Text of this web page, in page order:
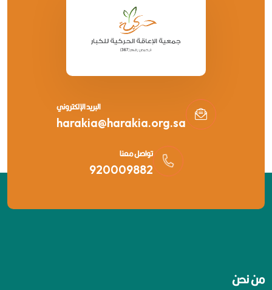
تواصل معنا
920009882
البريد الإلكتروني
harakia@harakia.org.sa
من نحن